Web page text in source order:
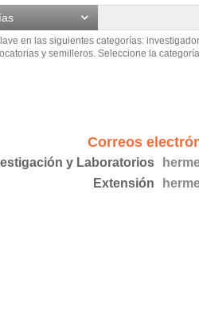
en las siguientes categorías:
y semilleros. Seleccione la
Correos
y Laboratorios
Extensión